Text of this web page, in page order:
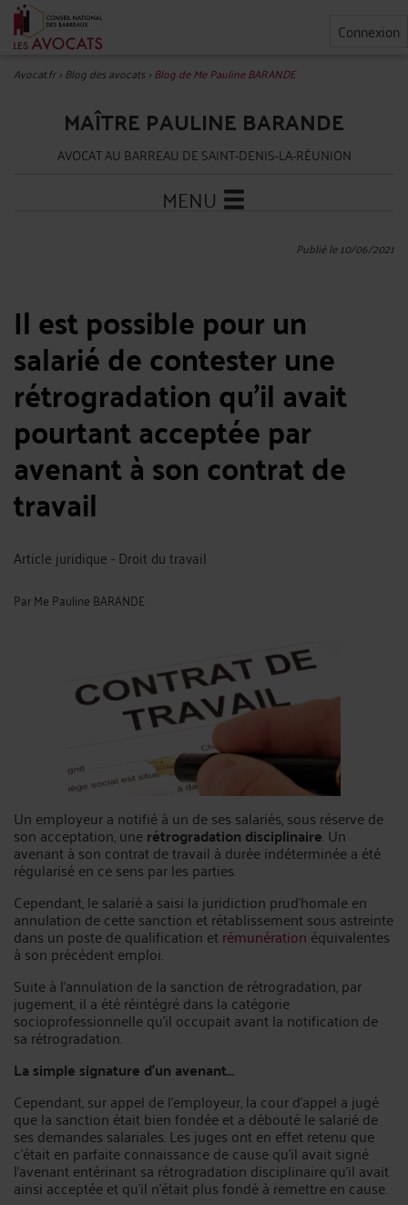
Connexion
Avocat.fr>Blog des avocats>Blog de Me Pauline BARANDE
MAÎTRE PAULINE BARANDE
AVOCAT AU BARREAU DE SAINT-DENIS-LA-RÉUNION
MENU
Publié le 10/06/2021
Il est possible pour un
salarié de contester une
rétrogradation qu’il avait
pourtant acceptée par
avenant à son contrat de
travail
Article juridique - Droit du travail
ParMe Pauline BARANDE
Un employeur a notifié à un de ses salariés, sous réserve de
son acceptation, unerétrogradation disciplinaire. Un
avenant à son contrat de travail à durée indéterminée a été
régularisé en ce sens par les parties.
Cependant, le salarié a saisi la juridiction prud’homale en
annulation de cette sanction et rétablissement sous astreinte
dans un poste de qualification etrémunération équivalentes
à son précédent emploi.
Suite à l’annulation de la sanction de rétrogradation, par
jugement, il a été réintégré dans la catégorie
socioprofessionnelle qu’il occupait avant la notification de
sa rétrogradation.
La simple signature d’un avenant…
Cependant, sur appel de l’employeur, la cour d’appel a jugé
que la sanction était bien fondée et a débouté le salarié de
ses demandes salariales. Les juges ont en effet retenu que
c’était en parfaite connaissance de cause qu’il avait signé
l’avenant entérinant sa rétrogradation disciplinaire qu’il avait
ainsi acceptée et qu’il n’était plus fondé à remettre en cause.